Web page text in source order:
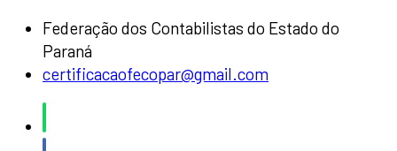
Federação dos Contabilistas do Estado do
Paraná
certificacaofecopar@gmail.com